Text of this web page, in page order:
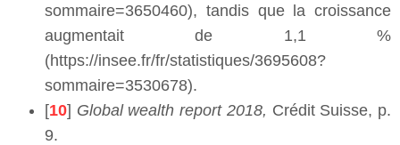
sommaire=3650460), tandis que la croissance
augmentait de 1,1 %
(https://insee.fr/fr/statistiques/3695608?
sommaire=3530678).
[10] Global wealth report 2018, Crédit Suisse, p.
9.